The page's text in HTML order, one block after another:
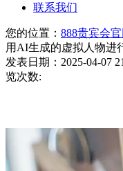
联系我们
您的位置： 888贵宾会官
用AI生成的虚拟人物进
发表日期：2025-04-07
览次数: